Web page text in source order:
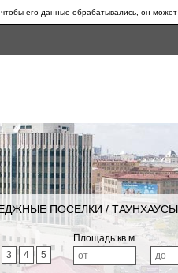
его данные обрабатывались, он может
ПОСЕЛКИ / ТАУНХАУСЫ
3 4 5
Площадь кв.м.
—